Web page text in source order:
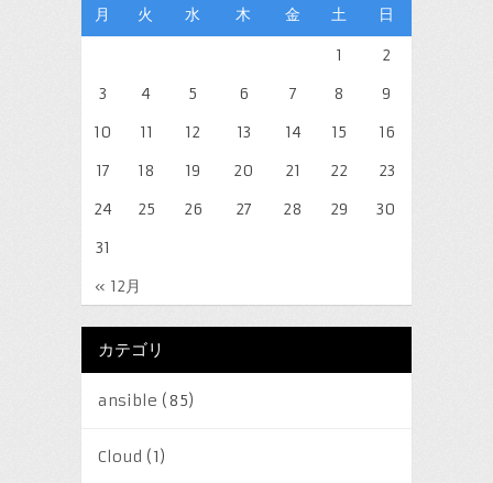
月 火 水 木 金 土 日
« 12月
1
2
3
4 5 6 7 8
9
10
11 12 13 14 15
16
17
18 19 20 21 22
23
24
25 26 27 28 29
30
31
カテゴリ
ansible (85)
Cloud (1)